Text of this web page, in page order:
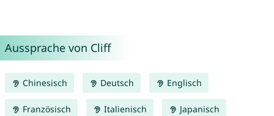
Aussprache von Cliff
Chinesisch Deutsch Englisch
Französisch Italienisch Japanisch